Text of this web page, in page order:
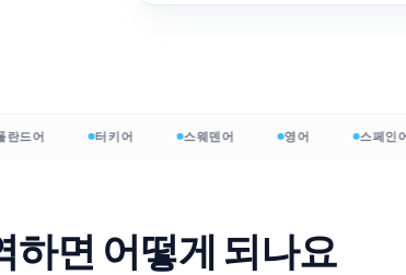
어 터키어 스웨덴어 영어 스페인어
하면 어떻게 되나요